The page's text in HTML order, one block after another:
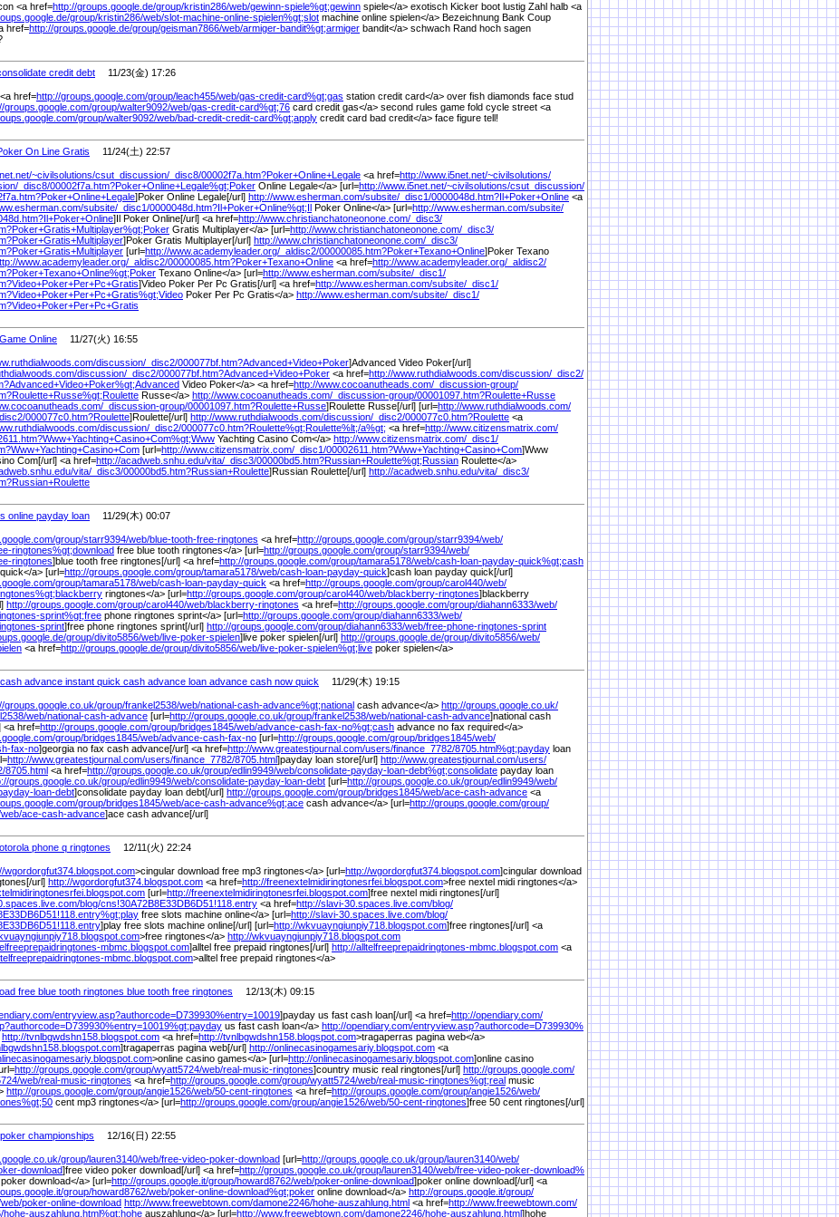
<a href=http://groups.google.de/group/kristin286/web/gewinn-spiele%gt;gewinn spiele</a> exotisch Kicker boot lustig Zahl halb <a
group/kristin286/web/slot-machine-online-spielen%gt;slot machine online spielen</a> Bezeichnung Bank Coup
href=http://groups.google.de/group/geisman7866/web/armiger-bandit%gt;armiger bandit</a> schwach Rand hoch sagen
credit debt 11/23(金) 17:26
href=http://groups.google.com/group/leach455/web/gas-credit-card%gt;gas station credit card</a> over fish diamonds face stud
groups.google.com/group/walter9092/web/gas-credit-card%gt;76 card credit gas</a> second rules game fold cycle street <a
group/walter9092/web/bad-credit-credit-card%gt;apply credit card bad credit</a> face figure tell!
On Line Gratis 11/24(土) 22:57
~civilsolutions/csut_discussion/ _disc8/00002f7a.htm?Poker+Online+Legale <a href=http://www.i5net.net/~civilsolutions/
_disc8/00002f7a.htm?Poker+Online+Legale%gt;Poker Online Legale</a> [url=http://www.i5net.net/~civilsolutions/csut_discussion/
]Poker Online Legale[/url] http://www.esherman.com/subsite/ _disc1/0000048d.htm?Il+Poker+Online <a
subsite/ _disc1/0000048d.htm?Il+Poker+Online%gt;Il Poker Online</a> [url=http://www.esherman.com/subsite/
]Il Poker Online[/url] <a href=http://www.christianchatoneonone.com/ _disc3/
gt;Poker Gratis Multiplayer</a> [url=http://www.christianchatoneonone.com/ _disc3/
]Poker Gratis Multiplayer[/url] http://www.christianchatoneonone.com/ _disc3/
[url=http://www.academyleader.org/ _aldisc2/00000085.htm?Poker+Texano+Online]Poker Texano
www.academyleader.org/ _aldisc2/00000085.htm?Poker+Texano+Online <a href=http://www.academyleader.org/ _aldisc2/
gt;Poker Texano Online</a> [url=http://www.esherman.com/subsite/ _disc1/
]Video Poker Per Pc Gratis[/url] <a href=http://www.esherman.com/subsite/ _disc1/
gt;Video Poker Per Pc Gratis</a> http://www.esherman.com/subsite/ _disc1/
Online 11/27(火) 16:55
discussion/ _disc2/000077bf.htm?Advanced+Video+Poker]Advanced Video Poker[/url]
discussion/ _disc2/000077bf.htm?Advanced+Video+Poker <a href=http://www.ruthdialwoods.com/discussion/ _disc2/
gt;Advanced Video Poker</a> <a href=http://www.cocoanutheads.com/ _discussion-group/
gt;Roulette Russe</a> http://www.cocoanutheads.com/ _discussion-group/00001097.htm?Roulette+Russe
_discussion-group/00001097.htm?Roulette+Russe]Roulette Russe[/url] [url=http://www.ruthdialwoods.com/
_disc2/000077c0.htm?Roulette]Roulette[/url] http://www.ruthdialwoods.com/discussion/ _disc2/000077c0.htm?Roulette <a
discussion/ _disc2/000077c0.htm?Roulette%gt;Roulette%lt;/a%gt; <a href=http://www.citizensmatrix.com/
gt;Www Yachting Casino Com</a> http://www.citizensmatrix.com/ _disc1/
[url=http://www.citizensmatrix.com/ _disc1/00002611.htm?Www+Yachting+Casino+Com]Www
Com[/url] <a href=http://acadweb.snhu.edu/vita/ _disc3/00000bd5.htm?Russian+Roulette%gt;Russian Roulette</a>
vita/ _disc3/00000bd5.htm?Russian+Roulette]Russian Roulette[/url] http://acadweb.snhu.edu/vita/ _disc3/
online payday loan 11/29(木) 00:07
group/starr9394/web/blue-tooth-free-ringtones <a href=http://groups.google.com/group/starr9394/web/
ringtones%gt;download free blue tooth ringtones</a> [url=http://groups.google.com/group/starr9394/web/
ringtones]blue tooth free ringtones[/url] <a href=http://groups.google.com/group/tamara5178/web/cash-loan-payday-quick%gt;cash
a> [url=http://groups.google.com/group/tamara5178/web/cash-loan-payday-quick]cash loan payday quick[/url]
group/tamara5178/web/cash-loan-payday-quick <a href=http://groups.google.com/group/carol440/web/
gt;blackberry ringtones</a> [url=http://groups.google.com/group/carol440/web/blackberry-ringtones]blackberry
http://groups.google.com/group/carol440/web/blackberry-ringtones <a href=http://groups.google.com/group/diahann6333/web/
sprint%gt;free phone ringtones sprint</a> [url=http://groups.google.com/group/diahann6333/web/
sprint]free phone ringtones sprint[/url] http://groups.google.com/group/diahann6333/web/free-phone-ringtones-sprint
group/divito5856/web/live-poker-spielen]live poker spielen[/url] http://groups.google.de/group/divito5856/web/
<a href=http://groups.google.de/group/divito5856/web/live-poker-spielen%gt;live poker spielen</a>
advance instant quick cash advance loan advance cash now quick 11/29(木) 19:15
groups.google.co.uk/group/frankel2538/web/national-cash-advance%gt;national cash advance</a> http://groups.google.co.uk/
web/national-cash-advance [url=http://groups.google.co.uk/group/frankel2538/web/national-cash-advance]national cash
<a href=http://groups.google.com/group/bridges1845/web/advance-cash-fax-no%gt;cash advance no fax required</a>
group/bridges1845/web/advance-cash-fax-no [url=http://groups.google.com/group/bridges1845/web/
fax-no]georgia no fax cash advance[/url] <a href=http://www.greatestjournal.com/users/finance_7782/8705.html%gt;payday loan
http://www.greatestjournal.com/users/finance_7782/8705.html]payday loan store[/url] http://www.greatestjournal.com/users/
8705.html <a href=http://groups.google.co.uk/group/edlin9949/web/consolidate-payday-loan-debt%gt;consolidate payday loan
groups.google.co.uk/group/edlin9949/web/consolidate-payday-loan-debt [url=http://groups.google.co.uk/group/edlin9949/web/
loan-debt]consolidate payday loan debt[/url] http://groups.google.com/group/bridges1845/web/ace-cash-advance <a
group/bridges1845/web/ace-cash-advance%gt;ace cash advance</a> [url=http://groups.google.com/group/
web/ace-cash-advance]ace cash advance[/url]
phone q ringtones 12/11(火) 22:24
wgordorgfut374.blogspot.com>cingular download free mp3 ringtones</a> [url=http://wgordorgfut374.blogspot.com]cingular download
url] http://wgordorgfut374.blogspot.com <a href=http://freenextelmidiringtonesrfei.blogspot.com>free nextel midi ringtones</a>
[url=http://freenextelmidiringtonesrfei.blogspot.com]free nextel midi ringtones[/url]
blog/cns!30A72B8E33DB6D51!118.entry <a href=http://slavi-30.spaces.live.com/blog/
gt;play free slots machine online</a> [url=http://slavi-30.spaces.live.com/blog/
]play free slots machine online[/url] [url=http://wkvuayngiunpiy718.blogspot.com]free ringtones[/url] <a
>free ringtones</a> http://wkvuayngiunpiy718.blogspot.com
mbmc.blogspot.com]alltel free prepaid ringtones[/url] http://alltelfreeprepaidringtones-mbmc.blogspot.com <a
mbmc.blogspot.com>alltel free prepaid ringtones</a>
free blue tooth ringtones blue tooth free ringtones 12/13(木) 09:15
entryview.asp?authorcode=D739930%entry=10019]payday us fast cash loan[/url] <a href=http://opendiary.com/
entry=10019%gt;payday us fast cash loan</a> http://opendiary.com/entryview.asp?authorcode=D739930%
http://tvnlbgwdshn158.blogspot.com <a href=http://tvnlbgwdshn158.blogspot.com>tragaperras pagina web</a>
]tragaperras pagina web[/url] http://onlinecasinogamesariy.blogspot.com <a
>online casino games</a> [url=http://onlinecasinogamesariy.blogspot.com]online casino
http://groups.google.com/group/wyatt5724/web/real-music-ringtones]country music real ringtones[/url] http://groups.google.com/
web/real-music-ringtones <a href=http://groups.google.com/group/wyatt5724/web/real-music-ringtones%gt;real music
http://groups.google.com/group/angie1526/web/50-cent-ringtones <a href=http://groups.google.com/group/angie1526/web/
gt;50 cent mp3 ringtones</a> [url=http://groups.google.com/group/angie1526/web/50-cent-ringtones]free 50 cent ringtones[/url]
championships 12/16(日) 22:55
group/lauren3140/web/free-video-poker-download [url=http://groups.google.co.uk/group/lauren3140/web/
download]free video poker download[/url] <a href=http://groups.google.co.uk/group/lauren3140/web/free-video-poker-download%
download</a> [url=http://groups.google.it/group/howard8762/web/poker-online-download]poker online download[/url] <a
group/howard8762/web/poker-online-download%gt;poker online download</a> http://groups.google.it/group/
web/poker-online-download http://www.freewebtown.com/damone2246/hohe-auszahlung.html <a href=http://www.freewebtown.com/
hohe-auszahlung.html%gt;hohe auszahlung</a> [url=http://www.freewebtown.com/damone2246/hohe-auszahlung.html]hohe